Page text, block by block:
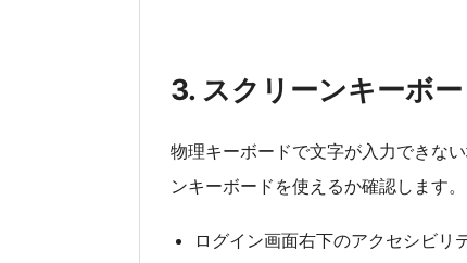
3. スクリーンキーボ
物理キーボードで文字が入力できな
ンキーボードを使えるか確認します。
ログイン画面右下のアクセシビリ